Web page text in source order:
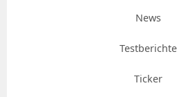
News
Testberichte
Ticker